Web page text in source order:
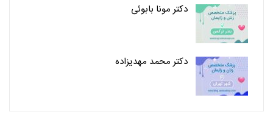
دکتر مونا بابوئی
دکتر محمد مهدیزاده